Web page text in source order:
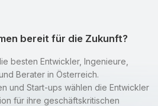
bereit für die Zukunft?
besten Entwickler, Ingenieure,
Berater in Österreich.
und Start-ups wählen die Entwickler
für ihre geschäftskritischen